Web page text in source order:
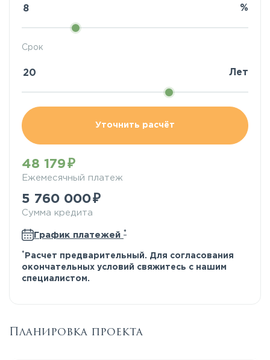
%
Срок
Лет
Уточнить расчёт
48 179
Ежемесячный платеж
5 760 000
Сумма кредита
График платежей *
* Расчет предварительный. Для согласования
окончательных условий свяжитесь с нашим
специалистом.
Планировка проекта